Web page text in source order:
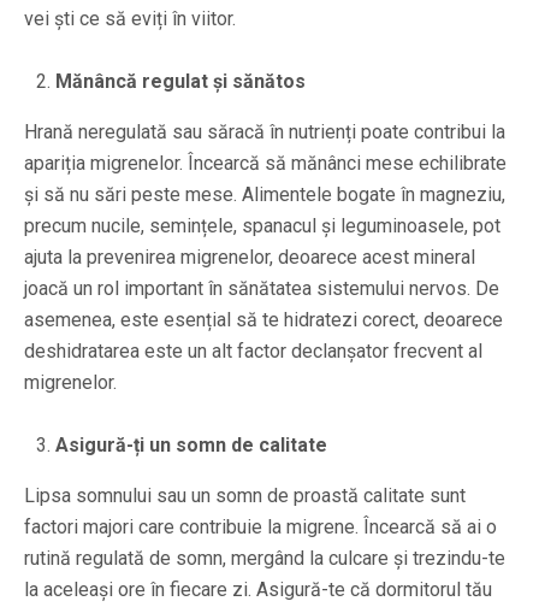
vei ști ce să eviți în viitor.
Mănâncă regulat și sănătos
Hrană neregulată sau săracă în nutrienți poate contribui la
apariția migrenelor. Încearcă să mănânci mese echilibrate
și să nu sări peste mese. Alimentele bogate în magneziu,
precum nucile, semințele, spanacul și leguminoasele, pot
ajuta la prevenirea migrenelor, deoarece acest mineral
joacă un rol important în sănătatea sistemului nervos. De
asemenea, este esențial să te hidratezi corect, deoarece
deshidratarea este un alt factor declanșator frecvent al
migrenelor.
Asigură-ți un somn de calitate
Lipsa somnului sau un somn de proastă calitate sunt
factori majori care contribuie la migrene. Încearcă să ai o
rutină regulată de somn, mergând la culcare și trezindu-te
la aceleași ore în fiecare zi. Asigură-te că dormitorul tău